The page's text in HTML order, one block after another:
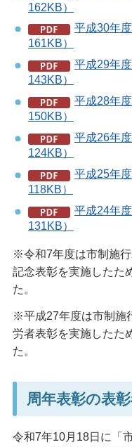
162KB）
平成30年
161KB）
平成29年
143KB）
平成28年
150KB）
平成26年
124KB）
平成25年
118KB）
平成24年
131KB）
※令和7年度は市制施
記念表彰を実施したた
た。
※平成27年度は市制施
労者表彰を実施したた
た。
周年表彰の表
令和7年10月18日に「